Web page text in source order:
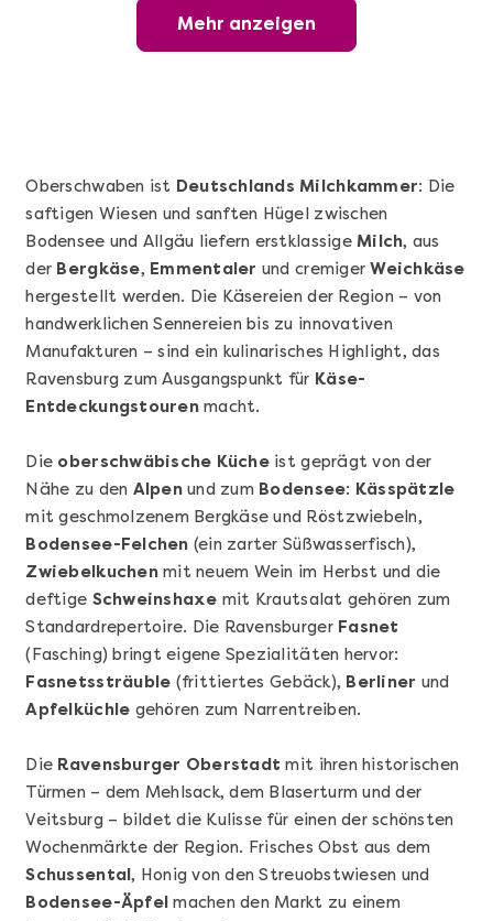
Wunderschöner Weinabend
Mehr anzeigen
Sushi Basic Kurs Bonn
Mehr anzeigen
Geschenkbox 100€
Mehr anzeigen
Oberschwaben ist Deutschlands Milchkammer: Die
saftigen Wiesen und sanften Hügel zwischen
Bodensee und Allgäu liefern erstklassigeMilch, aus
der Bergkäse, Emmentaler und cremigerWeichkäse
hergestellt werden. Die Käsereien der Region – von
handwerklichen Sennereien bis zu innovativen
Manufakturen – sind ein kulinarisches Highlight, das
Ravensburg zum Ausgangspunkt für Käse-
Entdeckungstourenmacht.
Die oberschwäbische Kücheist geprägt von der
Nähe zu den Alpenund zum Bodensee: Kässpätzle
mit geschmolzenem Bergkäse und Röstzwiebeln,
Bodensee-Felchen (ein zarter Süßwasserfisch),
Zwiebelkuchenmit neuem Wein im Herbst und die
deftige Schweinshaxe mit Krautsalat gehören zum
Standardrepertoire. Die Ravensburger Fasnet
(Fasching) bringt eigene Spezialitäten hervor:
Fasnetssträuble (frittiertes Gebäck), Berliner und
Apfelküchle gehören zum Narrentreiben.
Die Ravensburger Oberstadt mit ihren historischen
Türmen – dem Mehlsack, dem Blaserturm und der
Veitsburg – bildet die Kulisse für einen der schönsten
Wochenmärkte der Region. Frisches Obst aus dem
Schussental, Honig von den Streuobstwiesen und
Bodensee-Äpfel machen den Markt zu einem